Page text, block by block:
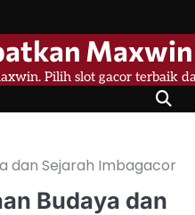
Pilih slot gacor terbaik
dan Sejarah Imbagacor
Budaya dan